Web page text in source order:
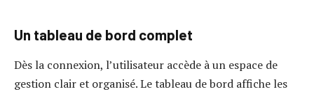
Un tableau de bord complet
Dès la connexion, l’utilisateur accède à un espace de
gestion clair et organisé. Le tableau de bord affiche les